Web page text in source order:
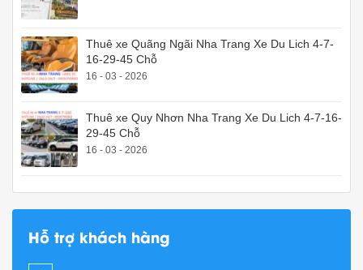
Thuê xe Quãng Ngãi Nha Trang Xe Du Lich 4-7-
16-29-45 Chỗ
16 - 03 - 2026
Thuê xe Quy Nhơn Nha Trang Xe Du Lich 4-7-16-
29-45 Chỗ
16 - 03 - 2026
Hỗ trợ khách hàng